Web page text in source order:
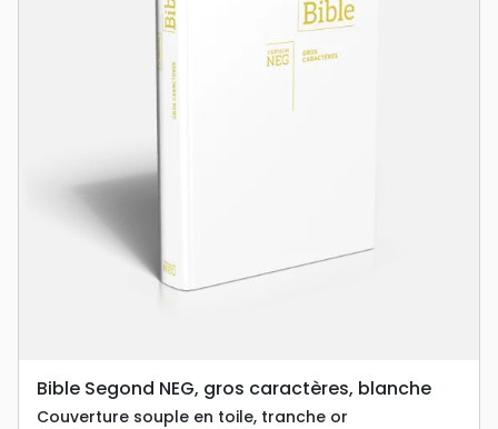
Bible Segond NEG, gros caractères, blanche
Couverture souple en toile, tranche or